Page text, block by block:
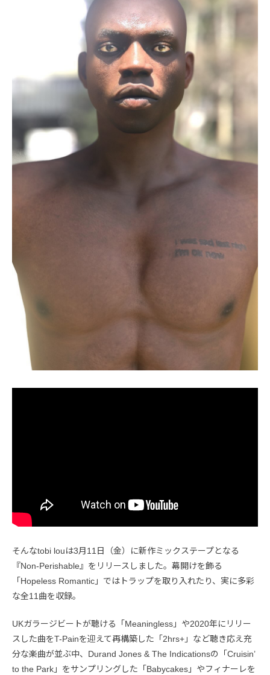
そんなtobi louは3月11日（金）に新作ミックステープとなる
『Non-Perishable』をリリースしました。幕開けを飾る
「Hopeless Romantic」ではトラップを取り入れたり、実に多彩
な全11曲を収録。
UKガラージビートが聴ける「Meaningless」や2020年にリリー
スした曲をT-Painを迎えて再構築した「2hrs+」など聴き応え充
分な楽曲が並ぶ中、Durand Jones & The Indicationsの「Cruisin’
to the Park」をサンプリングした「Babycakes」やフィナーレを